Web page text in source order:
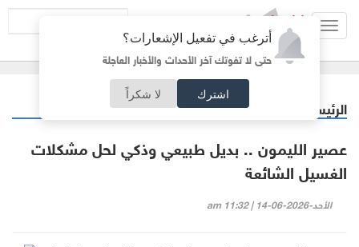
أترغب في تفعيل الإشعارات؟
حتى لا تفوتك آخر الأحداث والأخبار العاجلة
اشترك لا شكراً
الرئيسية
عصير الليمون .. بديل طبيعي وذكي لحل مشكلات
الغسيل الشائعة
الأحد-2026-06-14 | 11:32 am